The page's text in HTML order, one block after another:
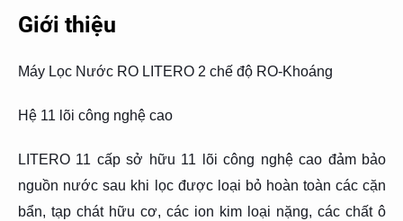
Giới thiệu
Máy Lọc Nước RO LITERO 2 chế độ RO-Khoáng
Hệ 11 lõi công nghệ cao
LITERO 11 cấp sở hữu 11 lõi công nghệ cao đảm bảo
nguồn nước sau khi lọc được loại bỏ hoàn toàn các cặn
bẩn, tạp chát hữu cơ, các ion kim loại nặng, các chất ô